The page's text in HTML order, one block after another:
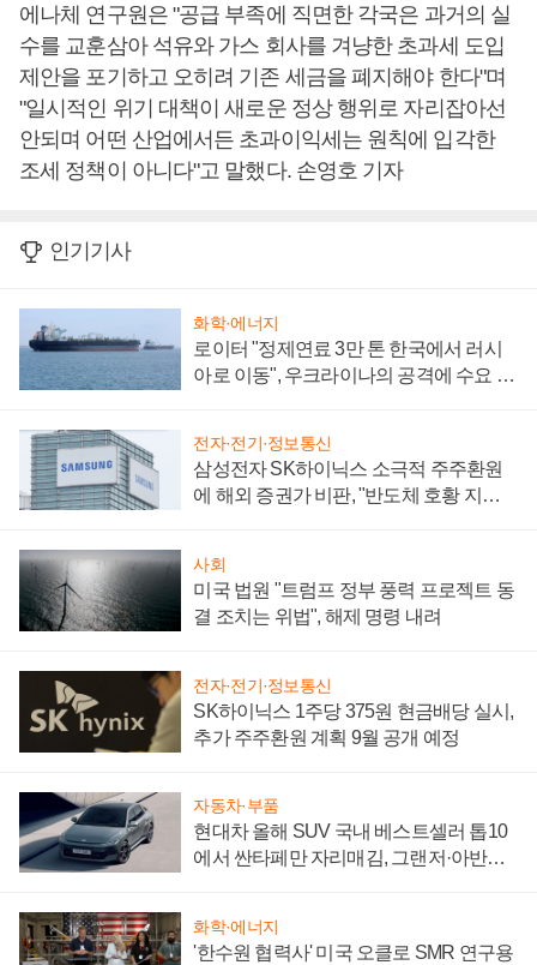
에나체 연구원은 "공급 부족에 직면한 각국은 과거의 실
수를 교훈삼아 석유와 가스 회사를 겨냥한 초과세 도입
제안을 포기하고 오히려 기존 세금을 폐지해야 한다"며
"일시적인 위기 대책이 새로운 정상 행위로 자리잡아선
안되며 어떤 산업에서든 초과이익세는 원칙에 입각한
조세 정책이 아니다"고 말했다. 손영호 기자
인기기사
화학·에너지
로이터 "정제연료 3만 톤 한국에서 러시
아로 이동", 우크라이나의 공격에 수요 늘
전자·전기·정보통신
삼성전자 SK하이닉스 소극적 주주환원
에 해외 증권가 비판, "반도체 호황 지속
사회
미국 법원 "트럼프 정부 풍력 프로젝트 동
결 조치는 위법", 해제 명령 내려
전자·전기·정보통신
SK하이닉스 1주당 375원 현금배당 실시,
추가 주주환원 계획 9월 공개 예정
자동차·부품
현대차 올해 SUV 국내 베스트셀러 톱10
에서 싼타페만 자리매김, 그랜저·아반떼
화학·에너지
'한수원 협력사' 미국 오클로 SMR 연구용